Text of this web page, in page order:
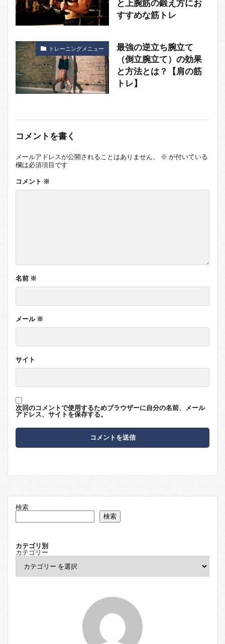
と上腕筋の鍛え方にお
すすめな筋トレ
トレーニングメニュー
最強の逆立ち腕立て
（倒立腕立て）の効果
と方法とは？【肩の筋
トレ】
コメントを書く
メールアドレスが公開されることはありません。 ※ が付いている
欄は必須項目です
コメント ※
名前 ※
メール ※
サイト
次回のコメントで使用するためブラウザーに自分の名前、メール
アドレス、サイトを保存する。
検索
検索
カテゴリ別
カテゴリー